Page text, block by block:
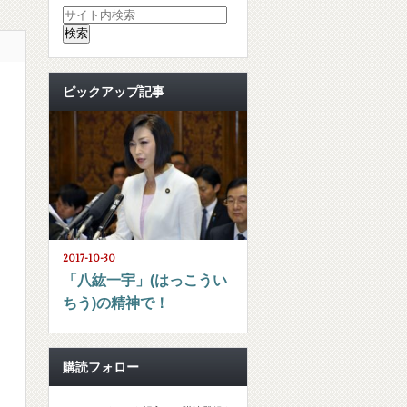
ピックアップ記事
2017-10-30
「八紘一宇」(はっこうい
ちう)の精神で！
購読フォロー